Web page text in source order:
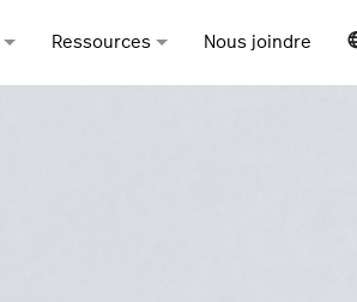
Ressources Nous joindre